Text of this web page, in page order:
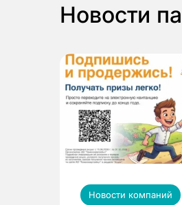
Новости
Новости компаний